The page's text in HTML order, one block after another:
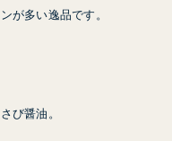
が多い逸品です。
び醤油。